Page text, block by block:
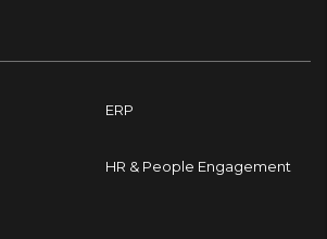
ERP
HR & People Engagement